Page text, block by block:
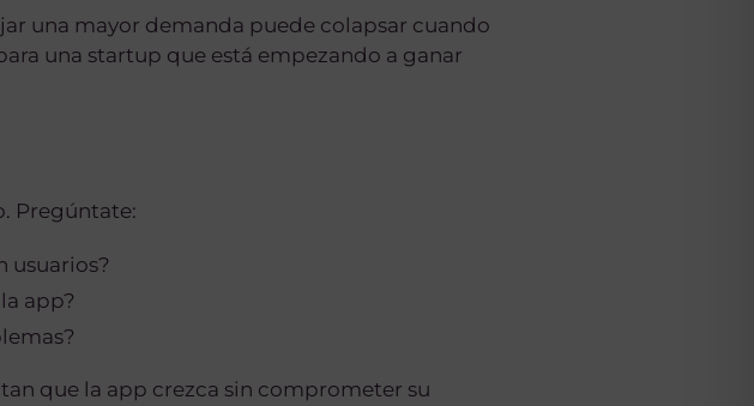
una mayor demanda puede colapsar cuando
una startup que está empezando a ganar
Pregúntate:
usuarios?
app?
que la app crezca sin comprometer su